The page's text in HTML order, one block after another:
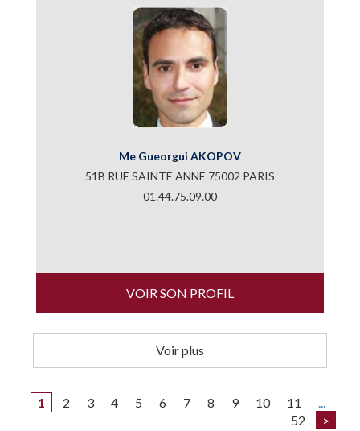
Me Gueorgui AKOPOV
51B RUE SAINTE ANNE 75002 PARIS
01.44.75.09.00
VOIR SON PROFIL
Voir plus
1 2 3 4 5 6 7 8 9 10 11
...
52
>